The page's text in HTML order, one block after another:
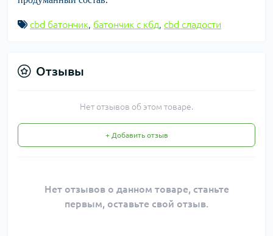
cbd батончик, батончик с кбд, cbd сладости
Отзывы
Нет отзывов об этом товаре.
+ Добавить отзыв
Нет отзывов о данном товаре, станьте
первым, оставьте свой отзыв.